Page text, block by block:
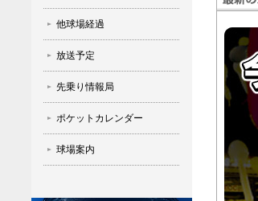
他球場経過
放送予定
先乗り情報局
ポケットカレンダー
球場案内